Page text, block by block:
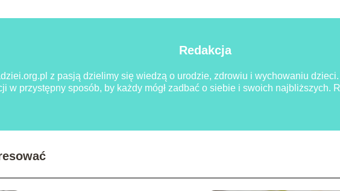
Redakcja
z pasją dzielimy się wiedzą o urodzie, zdrowiu i wychowaniu
w przystępny sposób, by każdy mógł zadbać o siebie i swoich najbliższych.